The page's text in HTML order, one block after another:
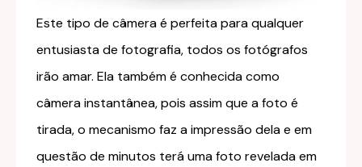
Este tipo de câmera é perfeita para qualquer
entusiasta de fotografia, todos os fotógrafos
irão amar. Ela também é conhecida como
câmera instantânea, pois assim que a foto é
tirada, o mecanismo faz a impressão dela e em
questão de minutos terá uma foto revelada em